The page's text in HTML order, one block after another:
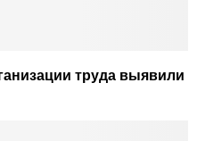
труда выявили